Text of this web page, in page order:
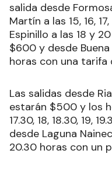
salida desde
Martín a las 15, 16,
Espinillo a las 18 y
$600 y desde Buena
horas con una tarifa
Las salidas desde
estarán $500 y los
17.30, 18, 18.30, 19,
desde Laguna
20.30 horas con un